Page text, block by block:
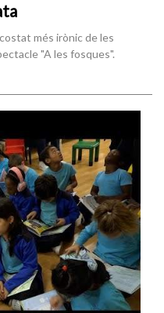
més irònic de les
"A les fosques".